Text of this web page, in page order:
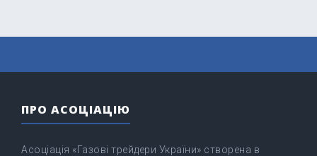
ПРО АСОЦІАЦІЮ
Асоціація «Газові трейдери України» створена в